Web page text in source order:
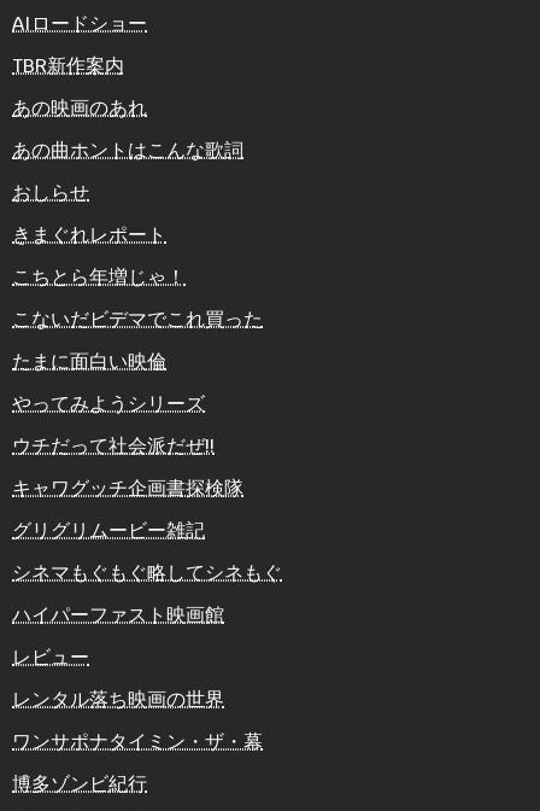
AIロードショー
TBR新作案内
あの映画のあれ
あの曲ホントはこんな歌詞
おしらせ
きまぐれレポート
こちとら年増じゃ！
こないだビデマでこれ買った
たまに面白い映倫
やってみようシリーズ
ウチだって社会派だぜ!!
キャワグッチ企画書探検隊
グリグリムービー雑記
シネマもぐもぐ略してシネもぐ
ハイパーファスト映画館
レビュー
レンタル落ち映画の世界
ワンサポナタイミン・ザ・幕
博多ゾンビ紀行